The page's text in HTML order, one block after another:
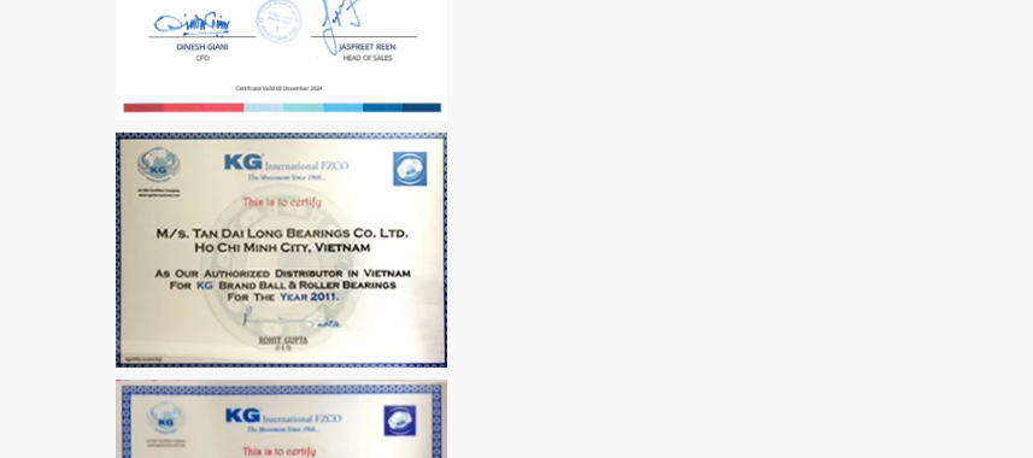
Bích 7215 B
VÒNG BI / BẠC ĐẠN
MẮT TRÂU GE12
VÒNG BI / BẠC ĐẠN
CHÀ TRÒN 51106